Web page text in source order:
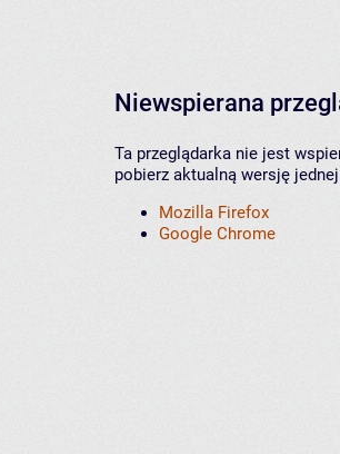
Niewspierana
Ta przeglądarka nie jest
pobierz aktualną wersję
Mozilla Firefox
Google Chrome